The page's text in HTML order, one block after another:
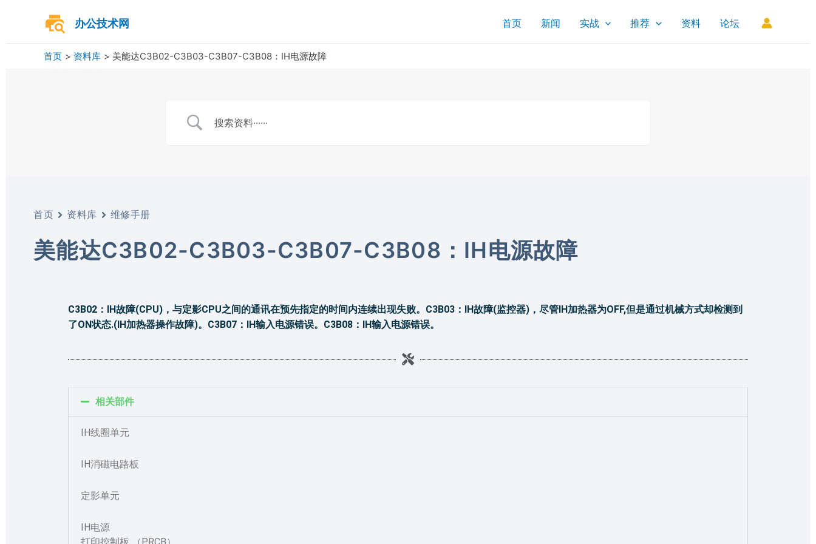
办公技术网 首页 新闻 实战 推荐 资料 论坛
首页 资料库 美能达C3B02-C3B03-C3B07-C3B08：IH电源故障
首页 资料库 维修手册
美能达C3B02-C3B03-C3B07-C3B08：IH电源故障
C3B02：IH故障(CPU)，与定影CPU之间的通讯在预先指定的时间内连续出现失败。C3B03：IH故障(监控器)，尽管IH加热器为OFF,但是通过机械方式却检测到
了ON状态.(IH加热器操作故障)。C3B07：IH输入电源错误。C3B08：IH输入电源错误。
相关部件
IH线圈单元
IH消磁电路板
定影单元
IH电源